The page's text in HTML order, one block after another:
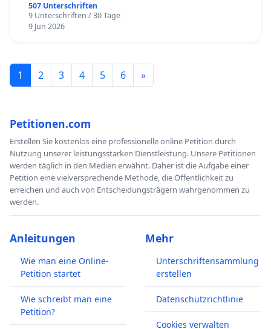
507 Unterschriften
9 Unterschriften / 30 Tage
9 Jun 2026
1 2 3 4 5 6 »
Petitionen.com
Erstellen Sie kostenlos eine professionelle online Petition durch
Nutzung unserer leistungsstarken Dienstleistung. Unsere Petitionen
werden täglich in den Medien erwähnt. Daher ist die Aufgabe einer
Petition eine vielversprechende Methode, die Öffentlichkeit zu
erreichen und auch von Entscheidungsträgern wahrgenommen zu
werden.
Anleitungen
Wie man eine Online-
Petition startet
Wie schreibt man eine
Petition?
Mehr
Unterschriftensammlung
erstellen
Datenschutzrichtlinie
Cookies verwalten